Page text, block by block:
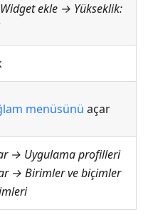
ekle → Yükseklik:
menüsünü açar
→ Uygulama profilleri
→ Birimler ve biçimler